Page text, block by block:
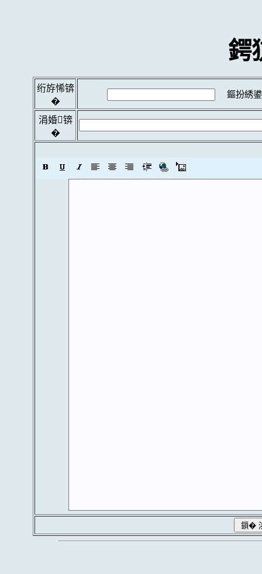
鍔
绗斿悕锛
�
鏂扮綉
涓婚锛
�